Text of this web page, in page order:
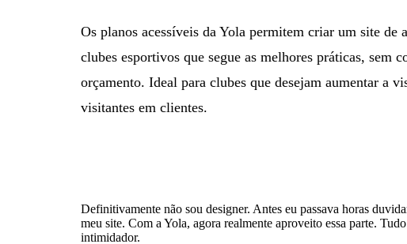
Os planos acessíveis da Yola permitem criar um site de
clubes esportivos que segue as melhores práticas, sem
orçamento. Ideal para clubes que desejam aumentar a
visitantes em clientes.
Definitivamente não sou designer. Antes eu passava horas
meu site. Com a Yola, agora realmente aproveito essa parte.
intimidador.